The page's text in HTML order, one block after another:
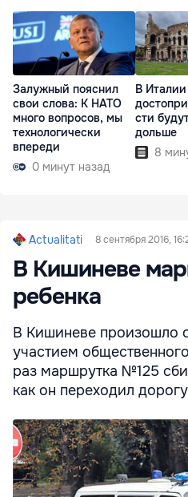
Залужный пояснил
свои слова: К НАТО
много вопросов, мы
технологически
впереди
0 минут назад
В
сти
дольше
8
Actualitati 8 сентября 2016,
В Кишиневе
ребенка
В Кишиневе произошло
участием
раз маршрутка №125
как он переходил